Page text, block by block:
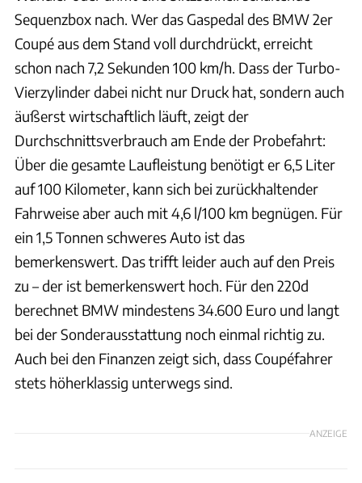
Sequenzbox nach. Wer das Gaspedal des BMW 2er
Coupé aus dem Stand voll durchdrückt, erreicht
schon nach 7,2 Sekunden 100 km/h. Dass der Turbo-
Vierzylinder dabei nicht nur Druck hat, sondern auch
äußerst wirtschaftlich läuft, zeigt der
Durchschnittsverbrauch am Ende der Probefahrt:
Über die gesamte Laufleistung benötigt er 6,5 Liter
auf 100 Kilometer, kann sich bei zurückhaltender
Fahrweise aber auch mit 4,6 l/100 km begnügen. Für
ein 1,5 Tonnen schweres Auto ist das
bemerkenswert. Das trifft leider auch auf den Preis
zu – der ist bemerkenswert hoch. Für den 220d
berechnet BMW mindestens 34.600 Euro und langt
bei der Sonderausstattung noch einmal richtig zu.
Auch bei den Finanzen zeigt sich, dass Coupéfahrer
stets höherklassig unterwegs sind.
ANZEIGE